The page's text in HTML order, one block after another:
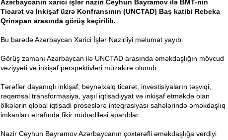
Azərbaycanın xarici işlər naziri Ceyhun Bayramov ilə BMT-nin
Ticarət və İnkişaf üzrə Konfransının (UNCTAD) Baş katibi Rebeka
Qrinspan arasında görüş keçirilib.
Bu barədə Azərbaycan Xarici İşlər Nazirliyi məlumat yayıb.
Görüş zamanı Azərbaycan ilə UNCTAD arasında əməkdaşlığın mövcud
vəziyyəti və inkişaf perspektivləri müzakirə olunub.
Tərəflər dayanıqlı inkişaf, beynəlxalq ticarət, investisiyaların təşviqi,
rəqəmsal transformasiya, yaşıl iqtisadiyyat və inkişaf etməkdə olan
ölkələrin qlobal iqtisadi proseslərə inteqrasiyası sahələrində əməkdaşlıq
imkanları ətrafında fikir mübadiləsi aparıblar.
Nazir Ceyhun Bayramov Azərbaycanın çoxtərəfli əməkdaşlığa verdiyi